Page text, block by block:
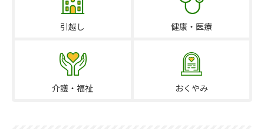
引越し 健康・医療
介護・福祉 おくやみ